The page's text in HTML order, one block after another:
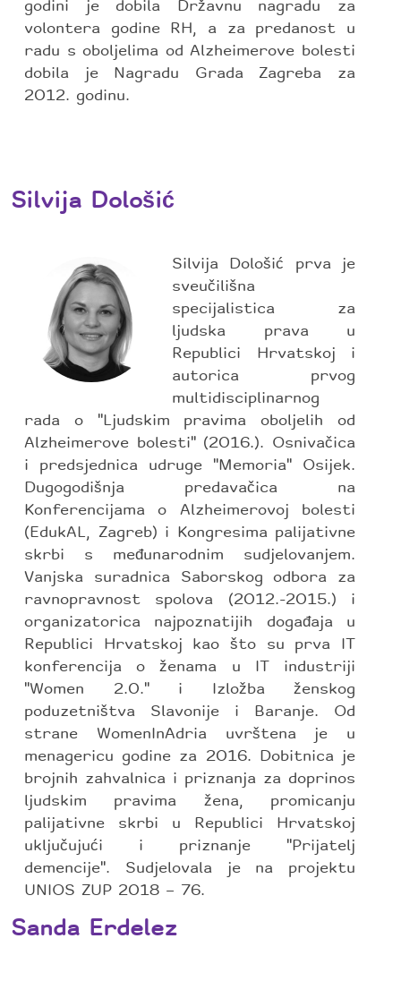
godini je dobila Državnu nagradu za
volontera godine RH, a za predanost u
radu s oboljelima od Alzheimerove bolesti
dobila je Nagradu Grada Zagreba za
2012. godinu.
Silvija Dološić
Silvija Dološić prva je
sveučilišna
specijalistica za
ljudska prava u
Republici Hrvatskoj i
autorica prvog
multidisciplinarnog
rada o ''Ljudskim pravima oboljelih od
Alzheimerove bolesti'' (2016.). Osnivačica
i predsjednica udruge ''Memoria'' Osijek.
Dugogodišnja predavačica na
Konferencijama o Alzheimerovoj bolesti
(EdukAL, Zagreb) i Kongresima palijativne
skrbi s međunarodnim sudjelovanjem.
Vanjska suradnica Saborskog odbora za
ravnopravnost spolova (2012.-2015.) i
organizatorica najpoznatijih događaja u
Republici Hrvatskoj kao što su prva IT
konferencija o ženama u IT industriji
''Women 2.0.'' i Izložba ženskog
poduzetništva Slavonije i Baranje. Od
strane WomenInAdria uvrštena je u
menagericu godine za 2016. Dobitnica je
brojnih zahvalnica i priznanja za doprinos
ljudskim pravima žena, promicanju
palijativne skrbi u Republici Hrvatskoj
uključujući i priznanje ''Prijatelj
demencije''. Sudjelovala je na projektu
UNIOS ZUP 2018 – 76.
Sanda Erdelez